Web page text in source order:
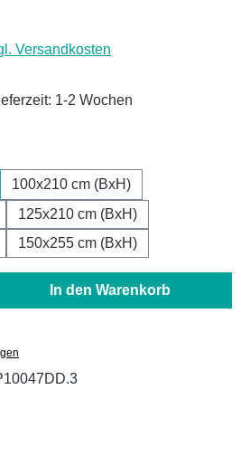
Versandkosten
1-2 Wochen
100x210 cm (BxH)
125x210 cm (BxH)
150x255 cm (BxH)
Gib den gewünschten
In den Warenkorb